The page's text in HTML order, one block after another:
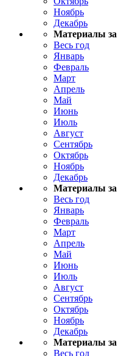
Ноябрь
Декабрь
Материалы за
Весь год
Январь
Февраль
Март
Апрель
Май
Июнь
Июль
Август
Сентябрь
Октябрь
Ноябрь
Декабрь
Материалы за
Весь год
Январь
Февраль
Март
Апрель
Май
Июнь
Июль
Август
Сентябрь
Октябрь
Ноябрь
Декабрь
Материалы за
Весь год